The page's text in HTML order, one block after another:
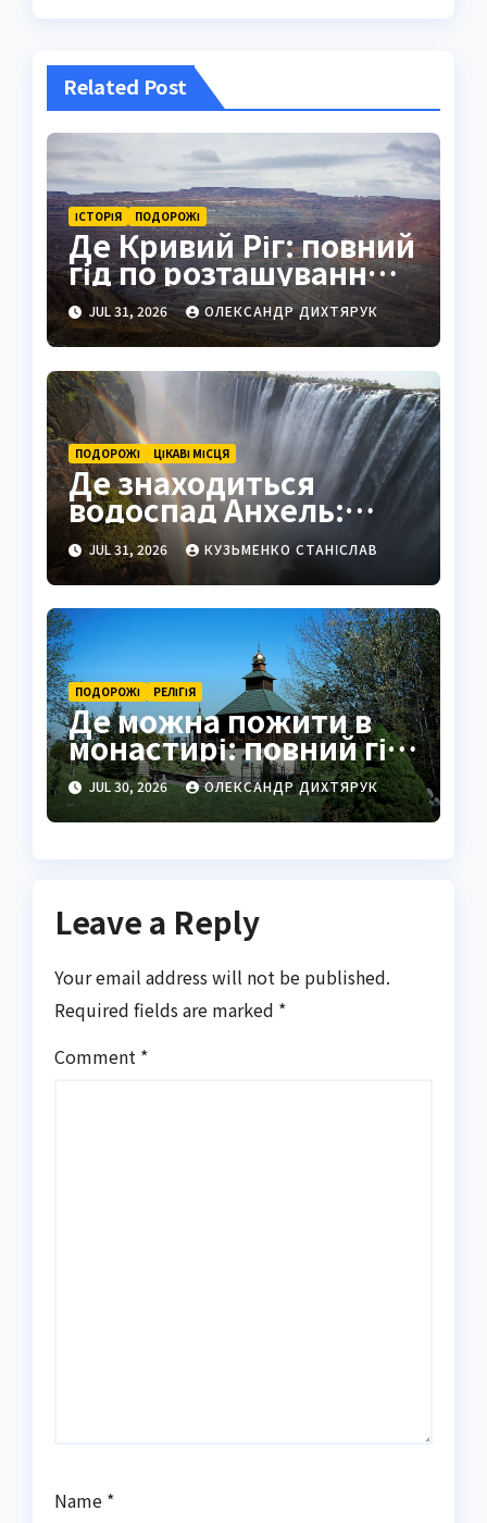
Related Post
ІСТОРІЯ ПОДОРОЖІ
Де Кривий Ріг: повний
гід по розташуванню,
історії та життю міста
JUL 31, 2026 ОЛЕКСАНДР ДИХТЯРУК
ПОДОРОЖІ ЦІКАВІ МІСЦЯ
Де знаходиться
водоспад Анхель:
повний гід по
найвищому
водоспаду світу
JUL 31, 2026 КУЗЬМЕНКО СТАНІСЛАВ
ПОДОРОЖІ РЕЛІГІЯ
Де можна пожити в
монастирі: повний гід
для шукачів тиші
JUL 30, 2026 ОЛЕКСАНДР ДИХТЯРУК
Leave a Reply
Your email address will not be published.
Required fields are marked *
Comment *
Name *